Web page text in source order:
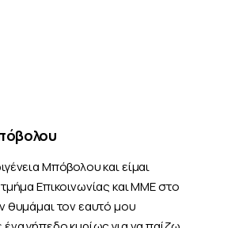
Μπόβολου και είμαι
Επικοινωνίας και ΜΜΕ στο
θυμάμαι τον εαυτό μου